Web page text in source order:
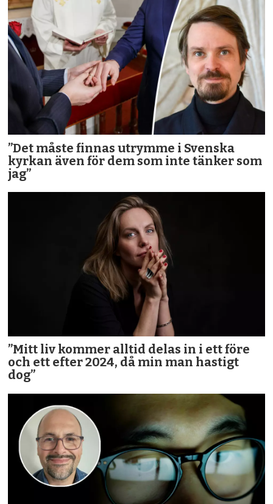
”Det måste finnas utrymme i Svenska
kyrkan även för dem som inte tänker som
jag”
”Mitt liv kommer alltid delas in i ett före
och ett efter 2024, då min man hastigt
dog”